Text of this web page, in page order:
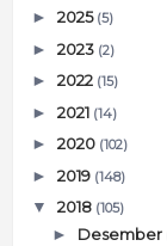
► 2025 (5)
► 2023 (2)
► 2022 (15)
► 2021 (14)
► 2020 (102)
► 2019 (148)
▼ 2018 (105)
► Desember